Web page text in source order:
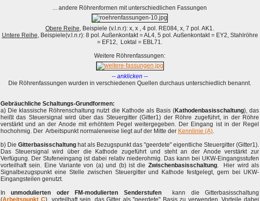
... andere Röhrenformen mit unterschiedlichen Fassungen
Obere Reihe, Beispiele (v.l.n.r): x, x , 4 pol. RE084, x, 7 pol. AK1.
Untere Reihe, Beispiele(v.l.n.r): 8 pol. Außenkontakt = AL4, 5 pol. Außenkontakt = EY2, Stahlröhre
= EF12, Loktal = EBL71.
Weitere Röhrenfassungen:
-- anklicken --
Die Röhrenfassungen wurden in verschiedenen Quellen durchaus unterschiedlich benannt.
Gebräuchliche Schaltungs-Grundformen:
a) Die klassische Röhrenschaltung nutzt die Kathode als Basis (Kathodenbasisschaltung), das
heißt das Steuersignal wird über das Steuergitter (Gitter1) der Röhre zugeführt, in der Röhre
verstärkt und an der Anode mit erhöhtem Pegel weitergegeben. Der Eingang ist in der Regel
hochohmig. Der Arbeitspunkt normalerweise liegt auf der Mitte der Kennlinie (A).
b) Die Gitterbasisschaltung hat als Bezugspunkt das "geerdete" eigentliche Steuergitter (Gitter1).
Das Steuersignal wird über die Kathode zugeführt und steht an der Anode verstärkt zur
Verfügung. Der Stufeneingang ist dabei relativ niederohmig. Das kann bei UKW-Eingangsstufen
vorteilhaft sein. Eine Variante von (a) und (b) ist die Zwischenbasisschaltung. Hier wird als
Signalbezugspunkt eine Stelle zwischen Steuergitter und Kathode festgelegt, gern bei UKW-
Eingangsteilen genutzt.
Inunmodulierten oder FM-modulierten Senderstufenkann die Gitterbasisschaltung
(Arbeitspunkt C) vorteilhaft sein, das Gitter als "geerdete" Basis zu verwenden. Vorteile dabei